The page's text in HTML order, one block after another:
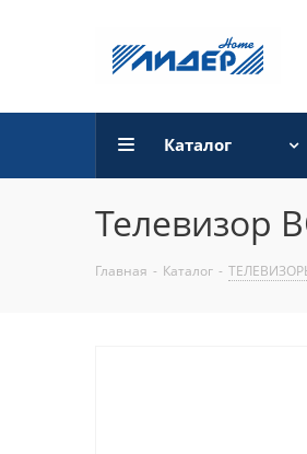
Каталог
Телевизор
Главная - Каталог -